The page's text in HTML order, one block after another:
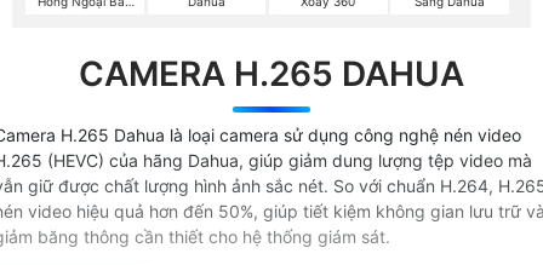
CAMERA H.265 DAHUA
H.265 Dahua là loại camera sử dụng công nghệ nén video
(HEVC) của hãng Dahua, giúp giảm dung lượng tệp video mà
giữ được chất lượng hình ảnh sắc nét. So với chuẩn H.264,
video hiệu quả hơn đến 50%, giúp tiết kiệm không gian lưu trữ
băng thông cần thiết cho hệ thống giám sát.